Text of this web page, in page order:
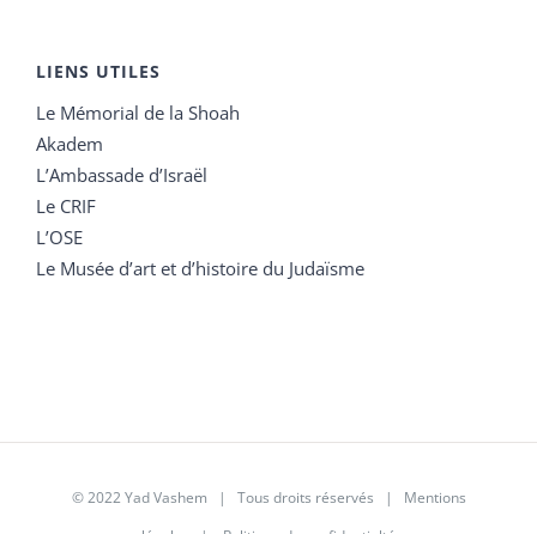
LIENS UTILES
Le Mémorial de la Shoah
Akadem
L’Ambassade d’Israël
Le CRIF
L’OSE
Le Musée d’art et d’histoire du Judaïsme
© 2022 Yad Vashem | Tous droits réservés | Mentions